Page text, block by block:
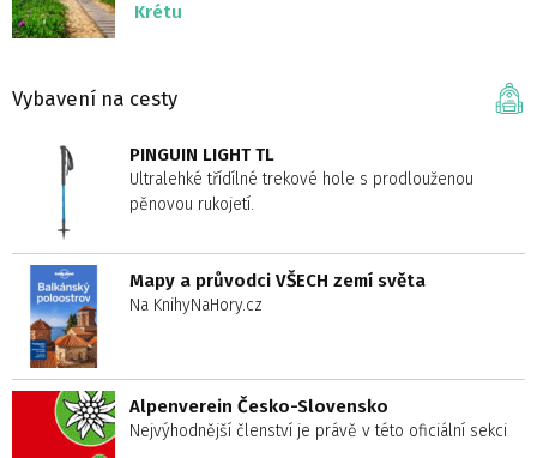
Krétu
Vybavení na cesty
PINGUIN LIGHT TL
Ultralehké třídílné trekové hole s prodlouženou
pěnovou rukojetí.
Mapy a průvodci VŠECH zemí světa
Na KnihyNaHory.cz
Alpenverein Česko-Slovensko
Nejvýhodnější členství je právě v této oficiální sekci